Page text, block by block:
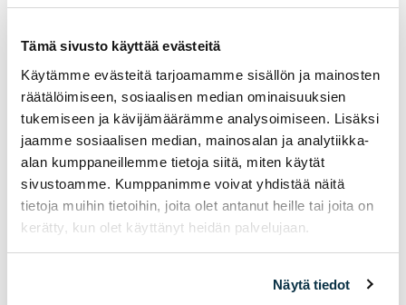
Tämä sivusto käyttää evästeitä
Käytämme evästeitä tarjoamamme sisällön ja mainosten
räätälöimiseen, sosiaalisen median ominaisuuksien
tukemiseen ja kävijämäärämme analysoimiseen. Lisäksi
jaamme sosiaalisen median, mainosalan ja analytiikka-
alan kumppaneillemme tietoja siitä, miten käytät
sivustoamme. Kumppanimme voivat yhdistää näitä
tietoja muihin tietoihin, joita olet antanut heille tai joita on
kerätty, kun olet käyttänyt heidän palvelujaan.
Näytä tiedot
tekemällä juonikaavion
kirjoittamalla lukupäiväkirjaa
Oppilas voi sovitusti lukea myös listan ulkopuolisia
kirjoja tai käyttää e- ja äänikirjoja.
Kir­ja­lis­tat ja va­raa­mi­nen
Jokaiselle vuosiluokalle on laadittu oma kirjalista.
kautta voi helposti tarkistaa kirjojen saatavuuden ja